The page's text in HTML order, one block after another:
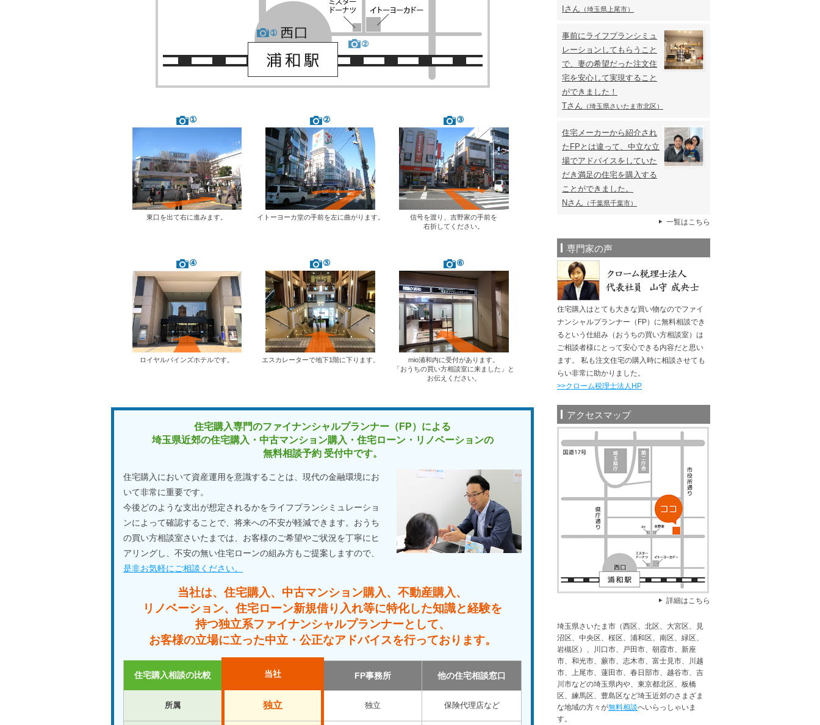
①
②
①
東口を出て右に進みます。
②
イトーヨーカ堂の手前を左に曲がります。
③
信号を渡り、吉野家の手前を
右折してください。
④
ロイヤルパインズホテルです。
⑤
エスカレーターで地下1階に下ります。
⑥
mio浦和内に受付があります。
「おうちの買い方相談室に来ました」と
お伝えください。
住宅購入専門のファイナンシャルプランナー（FP）による
埼玉県近郊の住宅購入・中古マンション購入・住宅ローン・リノベーションの
無料相談予約 受付中です。
住宅購入において資産運用を意識することは、現代の金融環境にお
いて非常に重要です。
今後どのような支出が想定されるかをライフプランシミュレーショ
ンによって確認することで、将来への不安が軽減できます。おうち
の買い方相談室さいたまでは、お客様のご希望やご状況を丁寧にヒ
アリングし、不安の無い住宅ローンの組み方もご提案しますので、
是非お気軽にご相談ください。
当社は、住宅購入、中古マンション購入、不動産購入、
リノベーション、住宅ローン新規借り入れ等に特化した知識と経験を
持つ独立系ファイナンシャルプランナーとして、
お客様の立場に立った中立・公正なアドバイスを行っております。
住宅購入相談の比較 当社 FP事務所 他の住宅相談窓口
所属 独立 独立 保険代理店など
Iさん （埼玉県上尾市）
事前にライフプランシミュ
レーションしてもらうこと
で、妻の希望だった注文住
宅を安心して実現すること
ができました！
Tさん （埼玉県さいたま市北区）
住宅メーカーから紹介され
たFPとは違って、中立な立
場でアドバイスをしていた
だき満足の住宅を購入する
ことができました。
Nさん （千葉県千葉市）
一覧はこちら
専門家の声
住宅購入はとても大きな買い物なのでファイ
ナンシャルプランナー（FP）に無料相談でき
るという仕組み（おうちの買い方相談室）は
ご相談者様にとって安心できる内容だと思い
ます。 私も注文住宅の購入時に相談させても
らい非常に助かりました。
>>クローム税理士法人HP
アクセスマップ
詳細はこちら
埼玉県さいたま市（西区、北区、大宮区、見
沼区、中央区、桜区、浦和区、南区、緑区、
岩槻区）、川口市、戸田市、朝霞市、新座
市、和光市、蕨市、志木市、富士見市、川越
市、上尾市、蓮田市、春日部市、越谷市、吉
川市などの埼玉県内や、東京都北区、板橋
区、練馬区、豊島区など埼玉近郊のさまざま
な地域の方々が無料相談へいらっしゃいま
す。